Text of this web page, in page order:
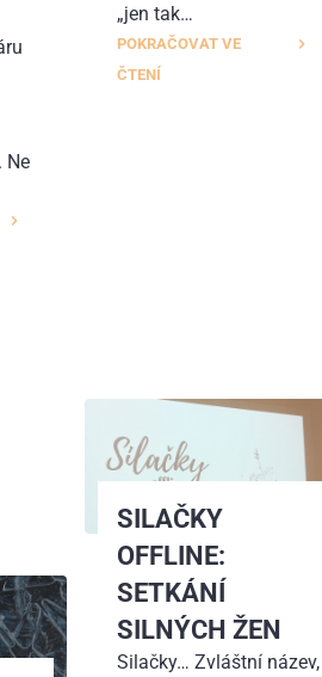
„jen tak…
POKRAČOVAT VE
ČTENÍ
Ne
SILAČKY
OFFLINE:
SETKÁNÍ
SILNÝCH ŽEN
Silačky… Zvláštní název,